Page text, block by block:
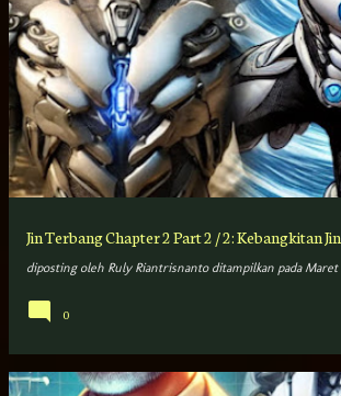
Jin Terbang Chapter 2 Part 2 / 2: Kebangkitan
diposting oleh Ruly Riantrisnanto ditampilkan padaMaret
0